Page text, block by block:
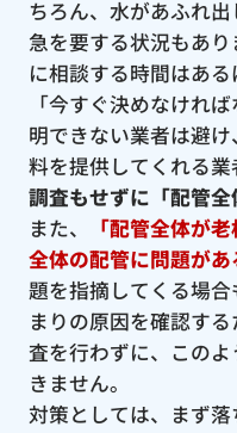
ちろん、水があふれ
急を要する状況もあ
に相談する時間はある
「今すぐ決めなけれ
明できない業者は避
料を提供してくれる業
調査もせずに「配管
また、
「配管全体が
全体の配管に問題があ
題を指摘してくる場
まりの原因を確認す
査を行わずに、この
きません。
対策としては、まず